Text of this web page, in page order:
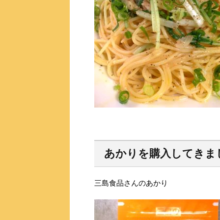
あかりを購入してきま
三島食品さんのあかり